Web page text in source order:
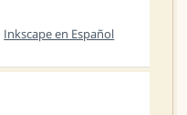
Inkscape en Español